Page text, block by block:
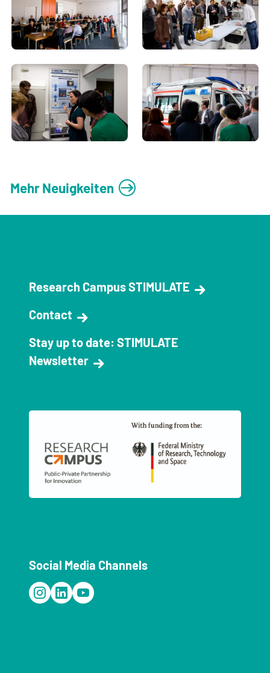
Mehr Neuigkeiten
Research Campus STIMULATE
Contact
Stay up to date: STIMULATE
Newsletter
Social Media Channels